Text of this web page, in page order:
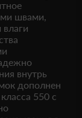
швами,
внутрь
дополнен
550 с